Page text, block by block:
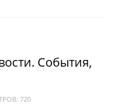
События,
720